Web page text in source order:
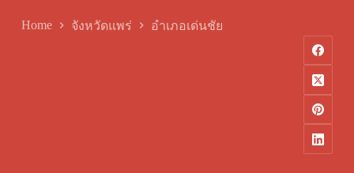
Home จังหวัดแพร่ อำเภอเด่นชัย